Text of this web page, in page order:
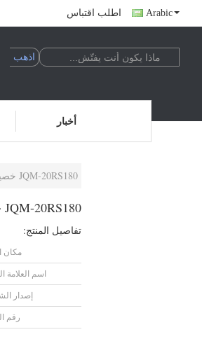
اطلب اقتباس Arabic
أخبار
JQM-20RS180 خصيص 3V 6V فرش سبور Gear محرك DC للاستمتاع الآلة النقدية العداد صندوق آمن
JQM-20RS180 خصيص 3V 6V فرش سبور Gear محرك DC للاستمتاع الآلة النقدية العداد صندوق آمن
تفاصيل المنتج:
مكان
اسم العلامة
إصدار
رقم